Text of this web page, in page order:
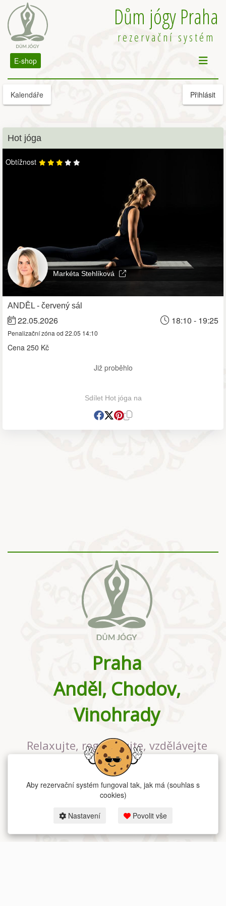
Dům jógy Praha
rezervační systém
E-shop
Kalendáře Přihlásit
Hot jóga
Obtížnost
Markéta Stehlíková
ANDĚL - červený sál
22.05.2026 18:10 - 19:25
Penalizační zóna od 22.05 14:10
Cena 250 Kč
Již proběhlo
Sdílet Hot jóga na
Praha
Anděl, Chodov,
Vinohrady
Relaxujte, regenerujte, vzdělávejte
se v největším jógovém studiu v
Praze
Aby rezervační systém fungoval tak, jak má (souhlas s
cookies)
Nastavení Povolit vše